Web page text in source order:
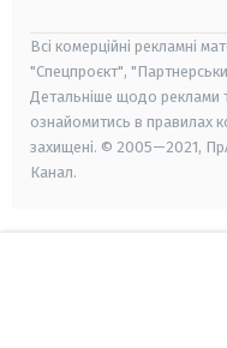
Всі комерційні рекламні
"Спецпроєкт",
Детальніше щодо реклами
ознайомитись в правилах
захищені. © 2005—2021,
Канал.